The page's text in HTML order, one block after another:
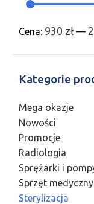
Cena: 930 zł —
Kategorie
Mega okazje
Nowości
Promocje
Radiologia
Sprężarki i
Sprzęt medyczny
Sterylizacja